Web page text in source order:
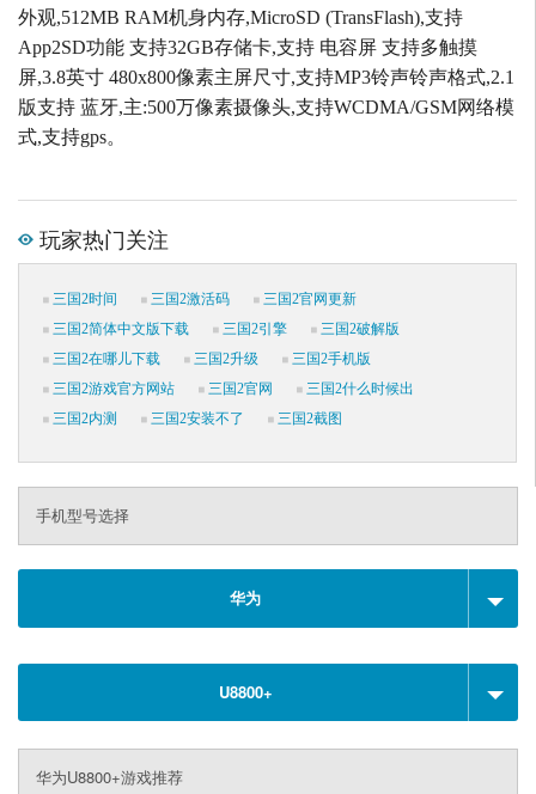
外观,512MB RAM机身内存,MicroSD (TransFlash),支持
App2SD功能 支持32GB存储卡,支持 电容屏 支持多触摸
屏,3.8英寸 480x800像素主屏尺寸,支持MP3铃声铃声格式,2.1
版支持 蓝牙,主:500万像素摄像头,支持WCDMA/GSM网络模
式,支持gps。
玩家热门关注
三国2时间 三国2激活码
三国2官网更新
三国2简体中文版下载
三国2引擎
三国2破解版
三国2在哪儿下载
三国2升级
三国2手机版
三国2游戏官方网站
三国2官网
三国2什么时候出
三国2内测
三国2安装不了 三国2截图
手机型号选择
华为
U8800+
华为U8800+游戏推荐